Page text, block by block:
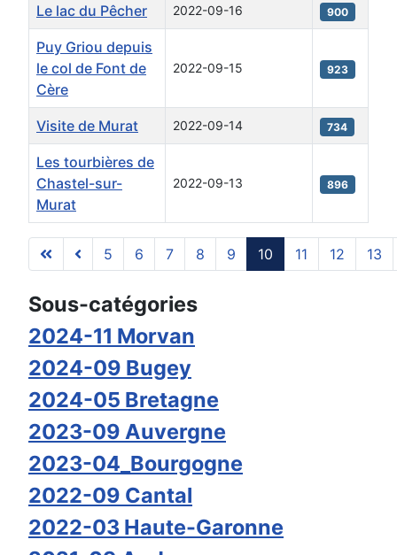
Le lac du Pêcher 2022-09-16 900
Puy Griou depuis
le col de Font de
Cère
2022-09-15 923
Visite de Murat 2022-09-14 734
Les tourbières de
Chastel-sur-
Murat
2022-09-13 896
Page 10 sur 14
5 6 7 8 9 10 11 12 13
Sous-catégories
2024-11 Morvan
2024-09 Bugey
2024-05 Bretagne
2023-09 Auvergne
2023-04_Bourgogne
2022-09 Cantal
2022-03 Haute-Garonne